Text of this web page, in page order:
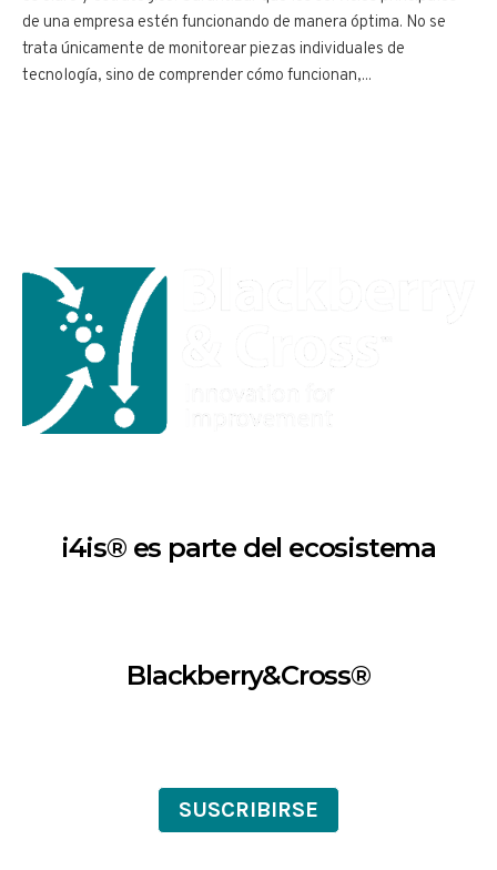
de una empresa estén funcionando de manera óptima. No se
trata únicamente de monitorear piezas individuales de
tecnología, sino de comprender cómo funcionan,...
i4is® es parte del ecosistema
Blackberry&Cross®
SUSCRIBIRSE